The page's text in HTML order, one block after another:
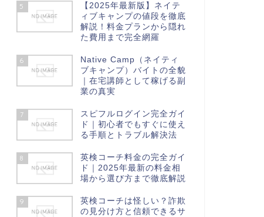
5
【2025年最新版】ネイテ
ィブキャンプの値段を徹底
解説！料金プランから隠れ
た費用まで完全網羅
6
Native Camp（ネイティ
ブキャンプ）バイトの全貌
｜在宅講師として稼げる副
業の真実
7
スピフルログイン完全ガイ
ド｜初心者でもすぐに使え
る手順とトラブル解決法
8
英検コーチ料金の完全ガイ
ド｜2025年最新の料金相
場から選び方まで徹底解説
9
英検コーチは怪しい？詐欺
の見分け方と信頼できるサ